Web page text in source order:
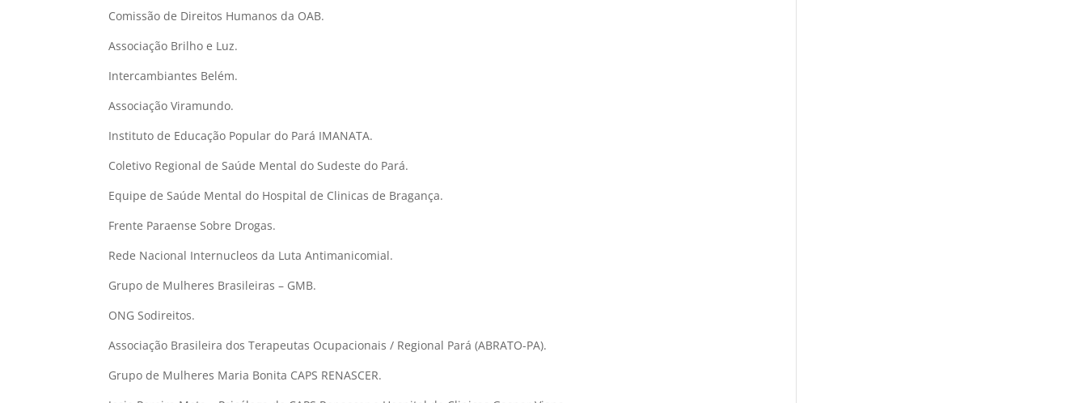
Comissão de Direitos Humanos da OAB.
Associação Brilho e Luz.
Intercambiantes Belém.
Associação Viramundo.
Instituto de Educação Popular do Pará IMANATA.
Coletivo Regional de Saúde Mental do Sudeste do Pará.
Equipe de Saúde Mental do Hospital de Clinicas de Bragança.
Frente Paraense Sobre Drogas.
Rede Nacional Internucleos da Luta Antimanicomial.
Grupo de Mulheres Brasileiras – GMB.
ONG Sodireitos.
Associação Brasileira dos Terapeutas Ocupacionais / Regional Pará (ABRATO-PA).
Grupo de Mulheres Maria Bonita CAPS RENASCER.